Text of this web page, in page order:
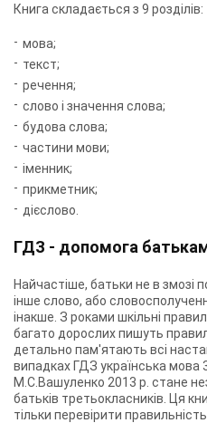
Книга складається з 9 розділів:
мова;
текст;
речення;
слово і значення слова;
будова слова;
частини мови;
іменник;
прикметник;
дієслово.
ГДЗ - допомога
Найчастіше, батьки не в змозі
інше слово, або
інакше. З роками шкільні
багато дорослих пишуть
детально пам'ятають всі
випадках ГДЗ українська мова
М.С.Вашуленко 2013 р. стане
батьків третьокласників. Ця
тільки перевірити